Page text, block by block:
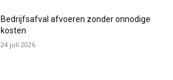
Bedrijfsafval afvoeren zonder onnodige
kosten
24 juli 2026